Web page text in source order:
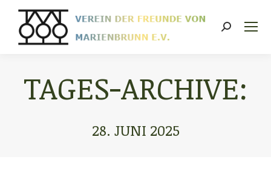
Search:
TAGES-ARCHIVE:
28. JUNI 2025